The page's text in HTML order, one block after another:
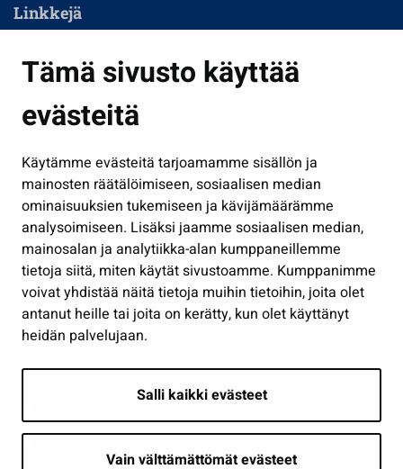
Tämä sivusto käyttää
evästeitä
Käytämme evästeitä tarjoamamme sisällön ja
mainosten räätälöimiseen, sosiaalisen median
ominaisuuksien tukemiseen ja kävijämäärämme
analysoimiseen. Lisäksi jaamme sosiaalisen median,
mainosalan ja analytiikka-alan kumppaneillemme
tietoja siitä, miten käytät sivustoamme. Kumppanimme
voivat yhdistää näitä tietoja muihin tietoihin, joita olet
antanut heille tai joita on kerätty, kun olet käyttänyt
heidän palvelujaan.
Salli kaikki evästeet
Vain välttämättömät evästeet
Linkkejä
Kasvatus ja opetus
Kulttuuri ja liikunta
Työ ja yrittäminen
Osallistu ja asioi
Näytä omat evästeasetukseni
Seuraa meitä